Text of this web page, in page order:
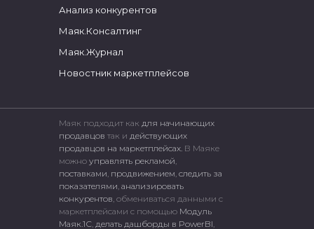
Анализ конкурентов
Маяк.Консалтинг
Маяк.Журнал
Новостник маркетплейсов
Маяк подходит как для начинающих
продавцов так и действующих
продавцов на маркетплейсах. В Маяке
можно управлять рекламой,
поставками, продвижением, следить за
показателями, анализировать
конкурентов, обмениваться данными с
маркетплейсами c помощью Модуль
Маяк.1С, делать дашборды в PowerBI,